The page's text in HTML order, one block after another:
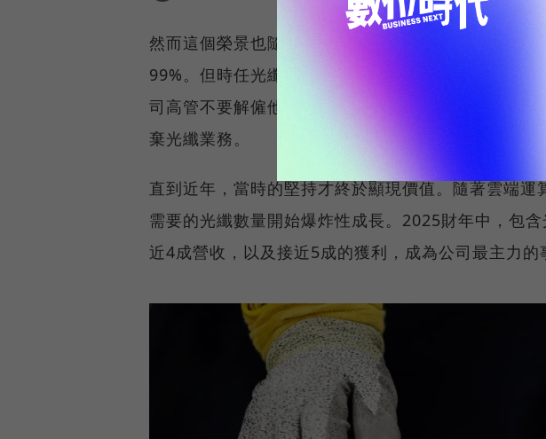
然而這個榮景也隨著泡沫破裂徹底粉碎，公司股價
99%。但時任光纖業務負責人的威克斯，仍相信投入
司高管不要解僱他，讓他留下來解決問題。因此即使
棄光纖業務。
直到近年，當時的堅持才終於顯現價值。隨著雲端
需要的光纖數量開始爆炸性成長。2025財年中，包
近4成營收，以及接近5成的獲利，成為公司最主力的